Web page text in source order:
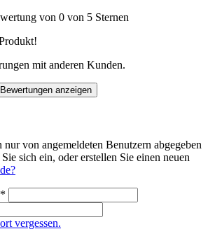
von 0 von 5 Sternen
mit anderen Kunden.
Bewertungen anzeigen
von angemeldeten Benutzern abgegeben
sich ein, oder erstellen Sie einen neuen
*
vergessen.